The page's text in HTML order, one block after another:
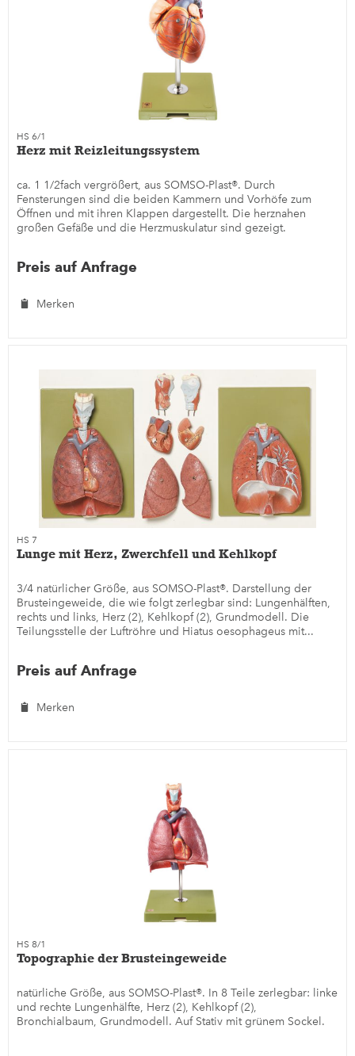
HS 6/1
Herz mit Reizleitungssystem
ca. 1 1/2fach vergrößert, aus SOMSO-Plast®. Durch
Fensterungen sind die beiden Kammern und Vorhöfe zum
Öffnen und mit ihren Klappen dargestellt. Die herznahen
großen Gefäße und die Herzmuskulatur sind gezeigt.
Preis auf Anfrage
Merken
HS 7
Lunge mit Herz, Zwerchfell und Kehlkopf
3/4 natürlicher Größe, aus SOMSO-Plast®. Darstellung der
Brusteingeweide, die wie folgt zerlegbar sind: Lungenhälften,
rechts und links, Herz (2), Kehlkopf (2), Grundmodell. Die
Teilungsstelle der Luftröhre und Hiatus oesophageus mit...
Preis auf Anfrage
Merken
HS 8/1
Topographie der Brusteingeweide
natürliche Größe, aus SOMSO-Plast®. In 8 Teile zerlegbar: linke
und rechte Lungenhälfte, Herz (2), Kehlkopf (2),
Bronchialbaum, Grundmodell. Auf Stativ mit grünem Sockel.